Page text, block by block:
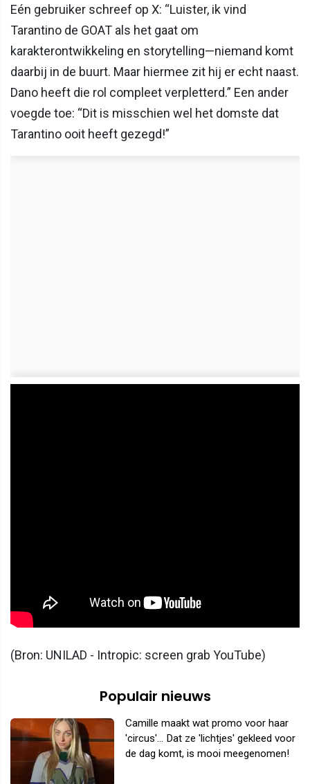
Eén gebruiker schreef op X: “Luister, ik vind
Tarantino de GOAT als het gaat om
karakterontwikkeling en storytelling—niemand komt
daarbij in de buurt. Maar hiermee zit hij er echt naast.
Dano heeft die rol compleet verpletterd.” Een ander
voegde toe: “Dit is misschien wel het domste dat
Tarantino ooit heeft gezegd!”
(Bron: UNILAD - Intropic: screen grab YouTube)
Populair nieuws
Camille maakt wat promo voor haar
'circus'... Dat ze 'lichtjes' gekleed voor
de dag komt, is mooi meegenomen!